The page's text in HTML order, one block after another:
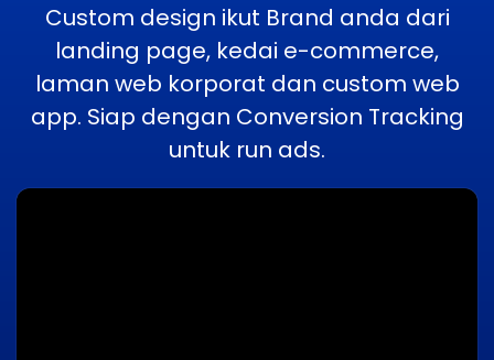
Custom design ikut Brand anda dari
landing page, kedai e-commerce,
laman web korporat dan custom web
app. Siap dengan Conversion Tracking
untuk run ads.